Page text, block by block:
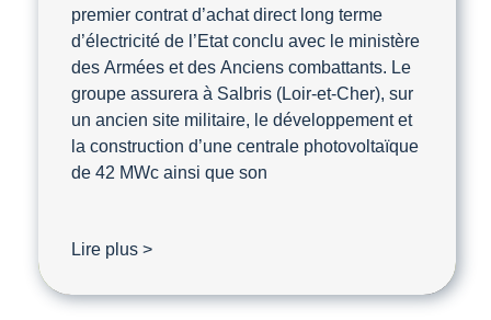
premier contrat d’achat direct long terme
d’électricité de l’Etat conclu avec le ministère
des Armées et des Anciens combattants. Le
groupe assurera à Salbris (Loir-et-Cher), sur
un ancien site militaire, le développement et
la construction d’une centrale photovoltaïque
de 42 MWc ainsi que son
Lire plus >